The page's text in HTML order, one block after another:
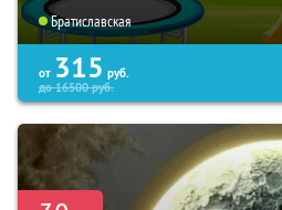
Братиславская
от 315 руб.
до16500руб.